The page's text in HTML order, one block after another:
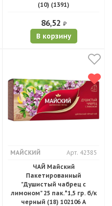
(10) (1391)
86,52 ₽
В корзину
МАЙСКИЙ
Арт. 42385
ЧАЙ Майский
Пакетированный
"Душистый чабрец с
лимоном" 25 пак.*1,5 гр. б/к
черный (18) 102106 А